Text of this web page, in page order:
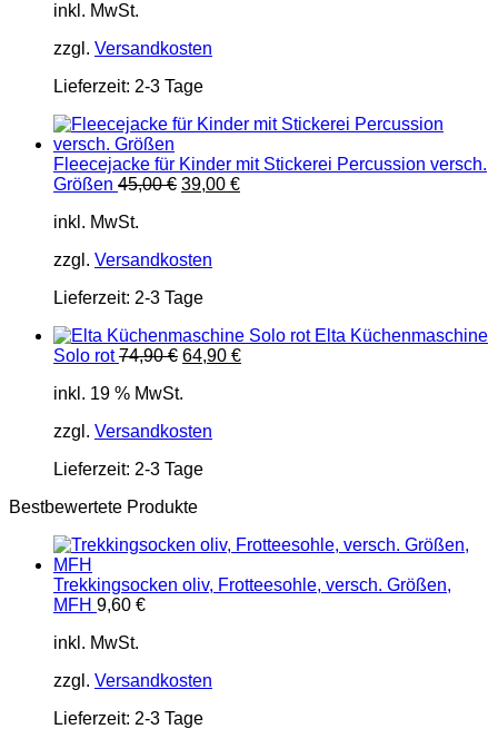
inkl. MwSt.
zzgl. Versandkosten
Lieferzeit: 2-3 Tage
Fleecejacke für Kinder mit Stickerei Percussion versch.
Größen 45,00€ Ursprünglicher
39,00 €Aktueller
inkl. MwSt.
zzgl. Versandkosten
Lieferzeit: 2-3 Tage
Elta Küchenmaschine
Solo rot 74,90€ Ursprünglicher
war:
64,90 €Aktueller
inkl. 19 % MwSt.
zzgl. Versandkosten
Lieferzeit: 2-3 Tage
Bestbewertete Produkte
Trekkingsocken oliv, Frotteesohle, versch. Größen,
MFH 9,60 €
inkl. MwSt.
zzgl. Versandkosten
Lieferzeit: 2-3 Tage